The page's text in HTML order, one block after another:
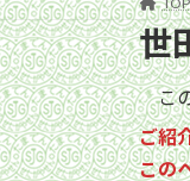
プ
動
世
この
ご紹
この